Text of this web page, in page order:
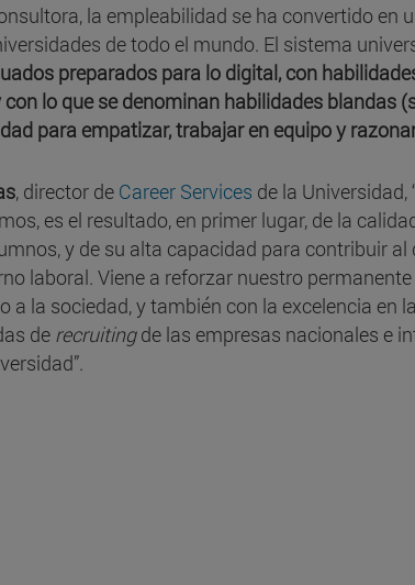
la empleabilidad se ha convertido en
de todo el mundo. El sistema
preparados para lo digital, con
lo que se denominan habilidades blandas
para empatizar, trabajar en equipo y
, director de Career Services de la Universidad,
es el resultado, en primer lugar, de la
y de su alta capacidad para contribuir al
laboral. Viene a reforzar nuestro
a la sociedad, y también con la excelencia en
de recruitingde las empresas nacionales e